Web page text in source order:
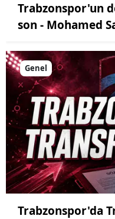
Trabzonspor'un
son - Mohamed
Genel
Trabzonspor'da